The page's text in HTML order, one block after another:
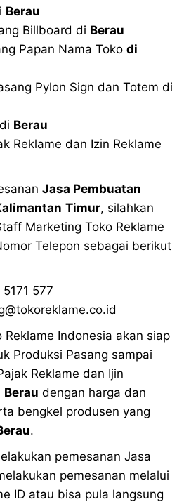
Berau
Billboard di Berau
Papan Nama Toko di
Pylon Sign dan Totem di
Berau
Reklame dan Izin Reklame
Jasa Pembuatan
Timur, silahkan
Marketing Toko Reklame
Telepon sebagai berikut
577
Reklame Indonesia akan siap
Produksi Pasang sampai
Reklame dan Ijin
Berau dengan harga dan
bengkel produsen yang
.
pemesanan Jasa
pemesanan melalui
ID atau bisa pula langsung